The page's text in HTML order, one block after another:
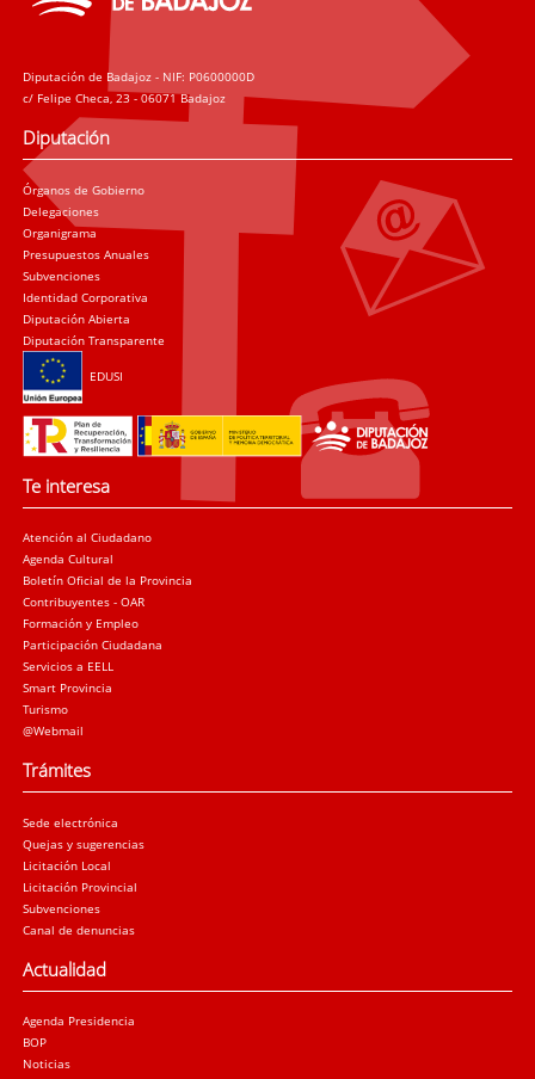
Diputación de Badajoz - NIF: P0600000D
c/ Felipe Checa, 23 - 06071 Badajoz
Diputación
Órganos de Gobierno
Delegaciones
Organigrama
Presupuestos Anuales
Subvenciones
Identidad Corporativa
Diputación Abierta
Diputación Transparente
EDUSI
Te interesa
Atención al Ciudadano
Agenda Cultural
Boletín Oficial de la Provincia
Contribuyentes - OAR
Formación y Empleo
Participación Ciudadana
Servicios a EELL
Smart Provincia
Turismo
@Webmail
Trámites
Sede electrónica
Quejas y sugerencias
Licitación Local
Licitación Provincial
Subvenciones
Canal de denuncias
Actualidad
Agenda Presidencia
BOP
Noticias